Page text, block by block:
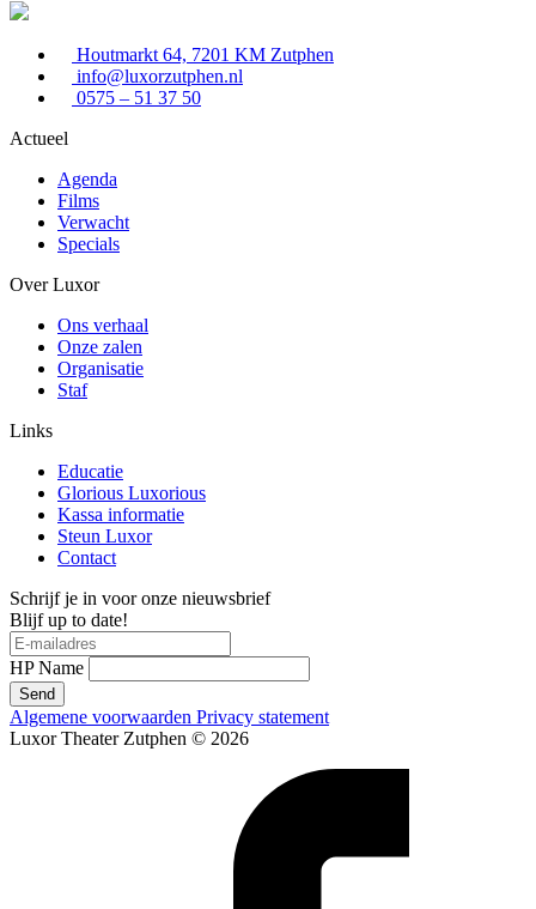
Houtmarkt 64, 7201 KM Zutphen
info@luxorzutphen.nl
0575 – 51 37 50
Actueel
Agenda
Films
Verwacht
Specials
Over Luxor
Ons verhaal
Onze zalen
Organisatie
Staf
Links
Educatie
Glorious Luxorious
Kassa informatie
Steun Luxor
Contact
Schrijf je in voor onze nieuwsbrief
Blijf up to date!
HP Name
Send
Algemene voorwaarden Privacy statement
Luxor Theater Zutphen © 2026